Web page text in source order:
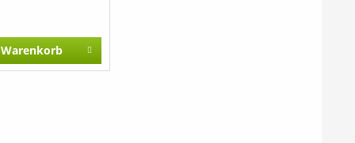
Melodik und der
sorgfältig
Bässe zum
was das
auf
Warenkorb